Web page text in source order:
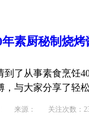
年素厨秘制烧烤
到了从事素食烹饪
，与大家分享了轻
来源： 关注次数：